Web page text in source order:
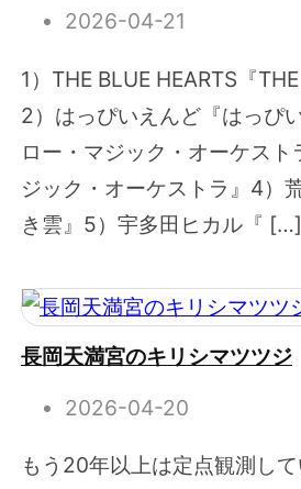
2026-04-21
1）THE BLUE HEARTS『THE
2）はっぴいえんど『はっぴ
ロー・マジック・オーケス
ジック・オーケストラ』4）
き雲』5）宇多田ヒカル『 […]
長岡天満宮のキリシマツツジ
2026-04-20
もう20年以上は定点観測し